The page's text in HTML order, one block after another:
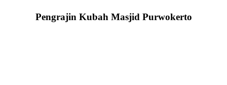
Pengrajin Kubah Masjid Purwokerto